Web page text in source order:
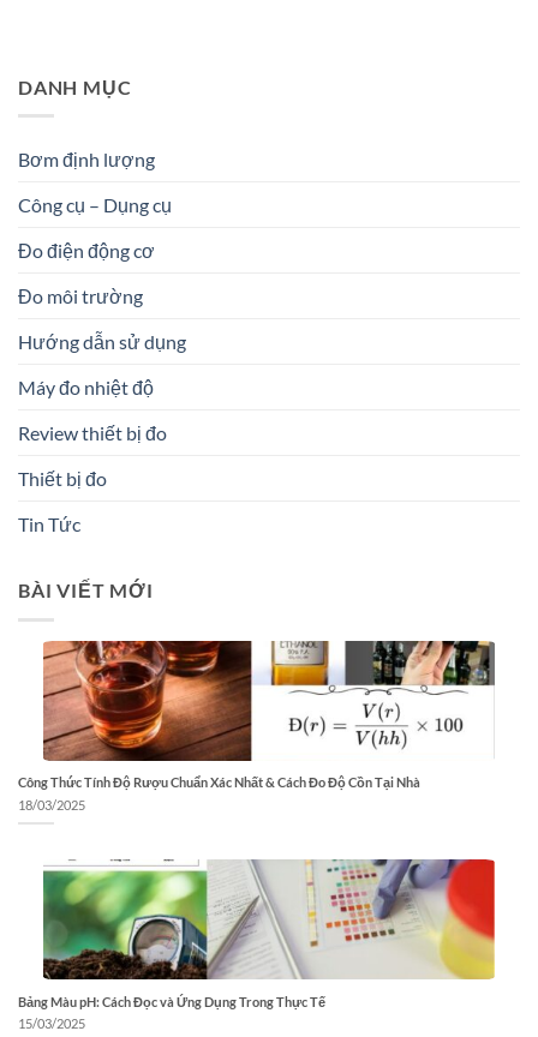
DANH MỤC
Bơm định lượng
Công cụ – Dụng cụ
Đo điện động cơ
Đo môi trường
Hướng dẫn sử dụng
Máy đo nhiệt độ
Review thiết bị đo
Thiết bị đo
Tin Tức
BÀI VIẾT MỚI
Công Thức Tính Độ Rượu Chuẩn Xác Nhất & Cách Đo Độ Cồn Tại Nhà
18/03/2025
Bảng Màu pH: Cách Đọc và Ứng Dụng Trong Thực Tế
15/03/2025